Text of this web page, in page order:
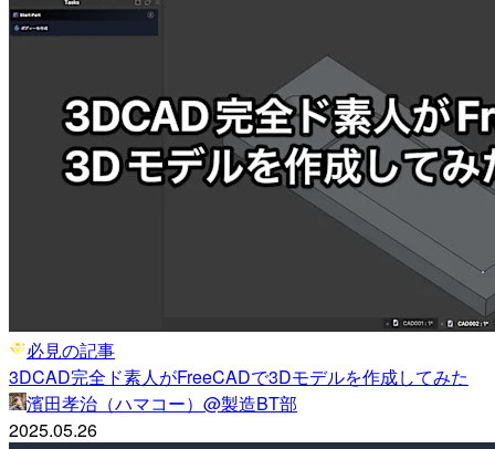
必見の記事
3DCAD完全ド素人がFreeCADで3Dモデルを作成してみた
濱田孝治（ハマコー）@製造BT部
2025.05.26